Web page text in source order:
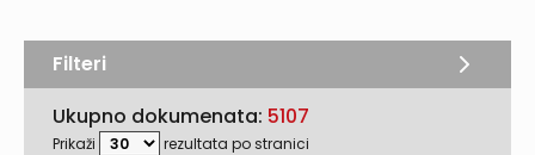
Ukupno dokumenata: 5107
Prikaži rezultata po stranici
Filteri